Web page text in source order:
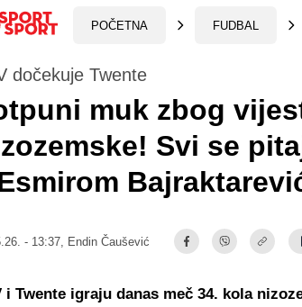
POČETNA FUDBAL
dočekuje Twente
muk zbog
Svi se
- 13:37, Endin Čaušević
i Twente igraju danas meč 34. kola